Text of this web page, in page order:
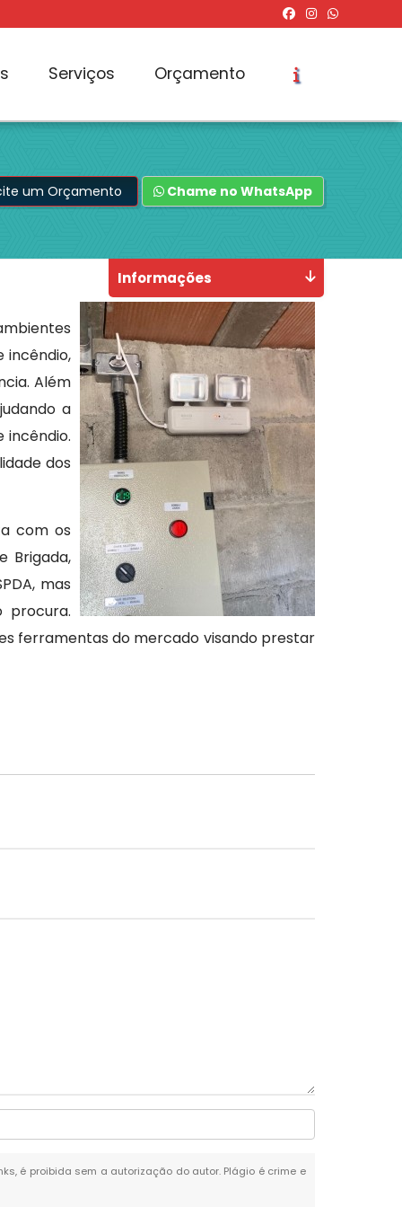
Serviços Orçamento
um Orçamento Chame no WhatsApp
incêndio,
Além
a
incêndio.
dos
com os
Brigada,
mas
procura.
ferramentas do mercado visando prestar
é proibida sem a autorização do autor. Plágio é crime e
Informações